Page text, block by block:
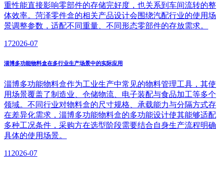
重性能直接影响零部件的存储完好度，也关系到车间流转的整
体效率。菏泽零件盒的相关产品设计会围绕汽配行业的使用场
景调整参数，适配不同重量、不同形态零部件的存放需求。
172026-07
淄博多功能物料盒在多行业生产场景中的实际应用
淄博多功能物料盒作为工业生产中常见的物料管理工具，其使
用场景覆盖了制造业、仓储物流、电子装配与食品加工等多个
领域。不同行业对物料盒的尺寸规格、承载能力与分隔方式存
在差异化需求，淄博多功能物料盒的多功能设计使其能够适配
多种工况条件，采购方在选型阶段需要结合自身生产流程明确
具体的使用场景。
11 2026-07